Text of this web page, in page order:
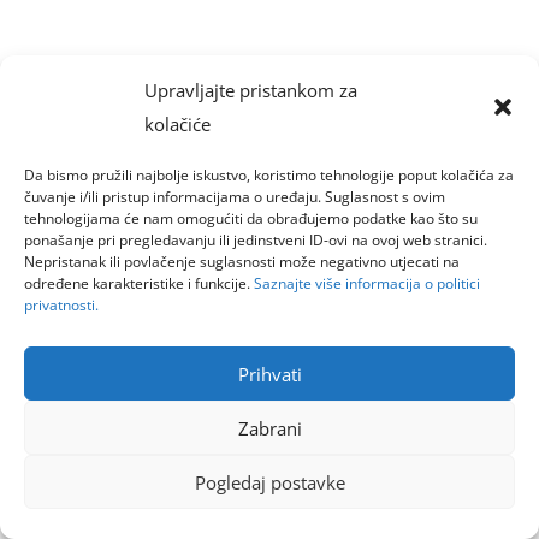
Upravljajte pristankom za
kolačiće
Da bismo pružili najbolje iskustvo, koristimo tehnologije poput kolačića za
čuvanje i/ili pristup informacijama o uređaju. Suglasnost s ovim
tehnologijama će nam omogućiti da obrađujemo podatke kao što su
ponašanje pri pregledavanju ili jedinstveni ID-ovi na ovoj web stranici.
Nepristanak ili povlačenje suglasnosti može negativno utjecati na
određene karakteristike i funkcije.Saznajte više informacija o politici
privatnosti.
Prihvati
Zabrani
Pogledaj postavke